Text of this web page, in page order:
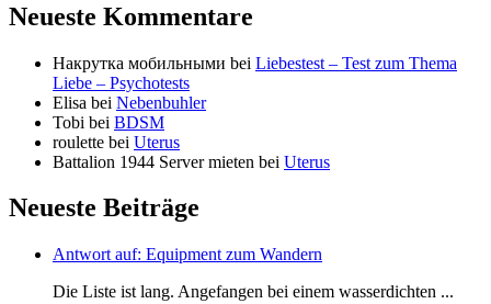
Neueste Kommentare
Накрутка мобильными bei Liebestest – Test zum Thema
Liebe – Psychotests
Elisa bei Nebenbuhler
Tobi bei BDSM
roulette bei Uterus
Battalion 1944 Server mieten bei Uterus
Neueste Beiträge
Antwort auf: Equipment zum Wandern
Die Liste ist lang. Angefangen bei einem wasserdichten ...